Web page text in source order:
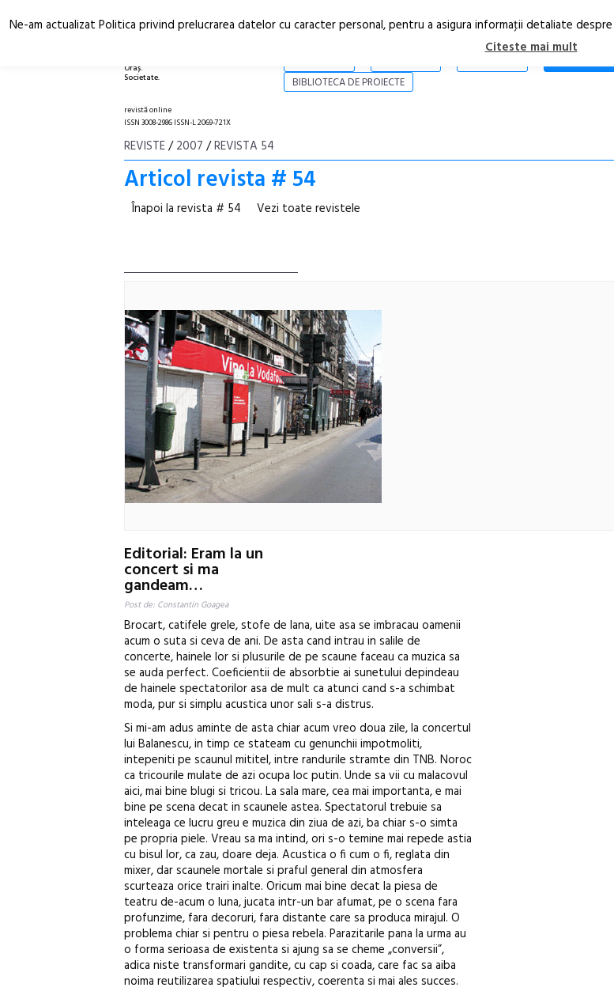
Oraș.
Societate.
REVISTA
BIBLIOTECA DE PROIECTE
revistă online
ISSN 3008-2986 ISSN-L 2069-721X
REVISTE/2007 /REVISTA 54
Articol revista # 54
Înapoi la revista # 54 Vezi toate revistele
Editorial: Eram la un
concert si ma
gandeam…
Post de: Constantin Goagea
Brocart, catifele grele, stofe de lana, uite asa se imbracau oamenii
acum o suta si ceva de ani. De asta cand intrau in salile de
concerte, hainele lor si plusurile de pe scaune faceau ca muzica sa
se auda perfect. Coeficientii de absorbtie ai sunetului depindeau
de hainele spectatorilor asa de mult ca atunci cand s-a schimbat
moda, pur si simplu acustica unor sali s-a distrus.
Si mi-am adus aminte de asta chiar acum vreo doua zile, la concertul
lui Balanescu, in timp ce stateam cu genunchii impotmoliti,
intepeniti pe scaunul mititel, intre randurile stramte din TNB. Noroc
ca tricourile mulate de azi ocupa loc putin. Unde sa vii cu malacovul
aici, mai bine blugi si tricou. La sala mare, cea mai importanta, e mai
bine pe scena decat in scaunele astea. Spectatorul trebuie sa
inteleaga ce lucru greu e muzica din ziua de azi, ba chiar s-o simta
pe propria piele. Vreau sa ma intind, ori s-o temine mai repede astia
cu bisul lor, ca zau, doare deja. Acustica o fi cum o fi, reglata din
mixer, dar scaunele mortale si praful general din atmosfera
scurteaza orice trairi inalte. Oricum mai bine decat la piesa de
teatru de-acum o luna, jucata intr-un bar afumat, pe o scena fara
profunzime, fara decoruri, fara distante care sa produca mirajul. O
problema chiar si pentru o piesa rebela. Parazitarile pana la urma au
o forma serioasa de existenta si ajung sa se cheme „conversii”,
adica niste transformari gandite, cu cap si coada, care fac sa aiba
noima reutilizarea spatiului respectiv, coerenta si mai ales succes.
Ne-am actualizat Politica privind prelucrarea datelor cu caracter personal, pentru a asigura informaţii detaliate
Citeste mai mult